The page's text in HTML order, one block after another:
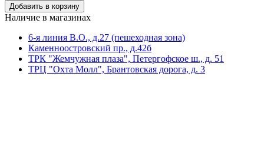
Наличие в магазинах
6-я линия В.О., д.27 (пешeходная зона)
Каменноостровский пр., д.42б
ТРК "Жемчужная плаза", Петергофское ш., д. 51
ТРЦ "Охта Молл", Брантовская дорога, д. 3